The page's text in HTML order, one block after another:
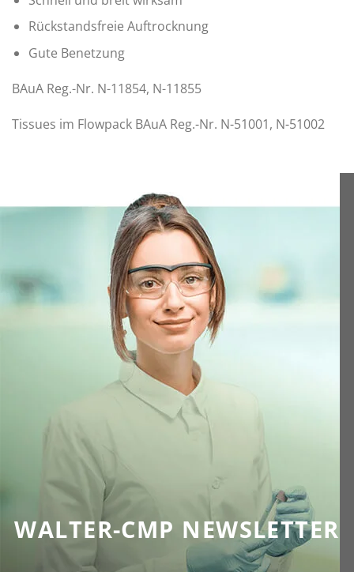
Rückstandsfreie Auftrocknung
Gute Benetzung
BAuA Reg.-Nr. N-11854, N-11855
Tissues im Flowpack BAuA Reg.-Nr. N-51001, N-51002
WALTER-CMP NEWSLETTER